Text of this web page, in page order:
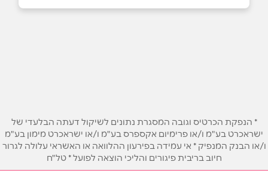
טלפון*
אימייל *
* הנפקת הכרטיס וגובה המסגרת נתונים לשיקול דעתה הבלעדי של
ישראכרט בע"מ ו/או פרימיום אקספרס בע"מ ו/או ישראכרט מימון בע"מ
ו/או הבנק המנפיק * אי עמידה בפירעון ההלוואה או האשראי עלולה לגרור
חיוב בריבית פיגורים והליכי הוצאה לפועל * טל"ח